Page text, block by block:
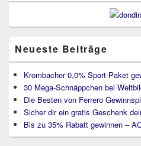
Neueste Beiträge
Krombacher 0,0% Sport-Paket
30 Mega-Schnäppchen bei
Die Besten von Ferrero
Sicher dir ein gratis Geschenk
Bis zu 35% Rabatt gewinnen –